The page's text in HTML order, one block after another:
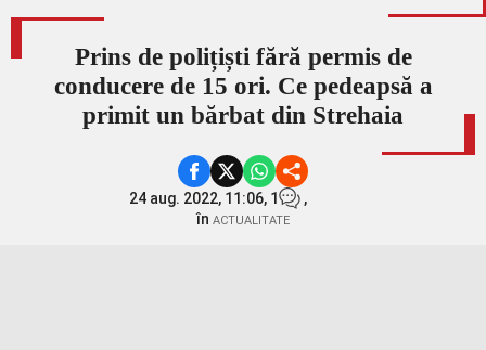
Prins de polițiști fără permis de
conducere de 15 ori. Ce pedeapsă a
primit un bărbat din Strehaia
24 aug. 2022, 11:06, 1
,
în ACTUALITATE